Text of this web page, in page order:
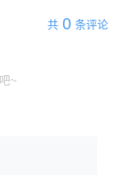
共 0 条评论
~